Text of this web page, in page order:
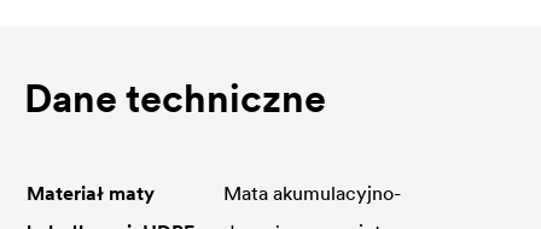
Dane techniczne
Materiał maty
Mata akumulacyjno-